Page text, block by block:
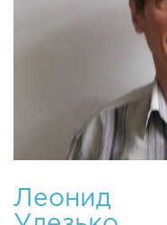
Леонид